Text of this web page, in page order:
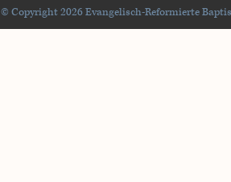
© Copyright 2026 Evangelisch-Reformierte